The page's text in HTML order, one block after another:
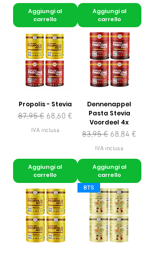
Aggiungi al
carrello
Aggiungi al
carrello
Propolis - Stevia
Prezzo regolare
87,95 € Prezzo scontato
68,60 €
IVA inclusa
Aggiungi al
carrello
Dennenappel
Pasta Stevia
Voordeel 4x
Prezzo regolare
83,95 € Prezzo scontato
68,84 €
IVA inclusa
Aggiungi al
carrello
BTS